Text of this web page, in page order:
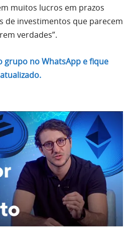
muitos lucros em prazos
de investimentos que parecem
verdades”.
grupo no WhatsApp e fique
atualizado.